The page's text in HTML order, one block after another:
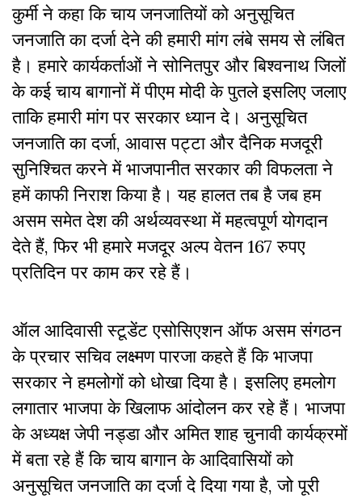
कुर्मी ने कहा कि चाय जनजातियों को अनुसूचित
जनजाति का दर्जा देने की हमारी मांग लंबे समय से लंबित
है। हमारे कार्यकर्ताओं ने सोनितपुर और बिश्वनाथ जिलों
के कई चाय बागानों में पीएम मोदी के पुतले इसलिए जलाए
ताकि हमारी मांग पर सरकार ध्यान दे। अनुसूचित
जनजाति का दर्जा, आवास पट्टा और दैनिक मजदूरी
सुनिश्चित करने में भाजपानीत सरकार की विफलता ने
हमें काफी निराश किया है। यह हालत तब है जब हम
असम समेत देश की अर्थव्यवस्था में महत्वपूर्ण योगदान
देते हैं, फिर भी हमारे मजदूर अल्प वेतन 167 रुपए
प्रतिदिन पर काम कर रहे हैं।
ऑल आदिवासी स्टूडेंट एसोसिएशन ऑफ असम संगठन
के प्रचार सचिव लक्ष्मण पारजा कहते हैं कि भाजपा
सरकार ने हमलोगों को धोखा दिया है। इसलिए हमलोग
लगातार भाजपा के खिलाफ आंदोलन कर रहे हैं। भाजपा
के अध्यक्ष जेपी नड्डा और अमित शाह चुनावी कार्यक्रमों
में बता रहे हैं कि चाय बागान के आदिवासियों को
अनुसूचित जनजाति का दर्जा दे दिया गया है, जो पूरी